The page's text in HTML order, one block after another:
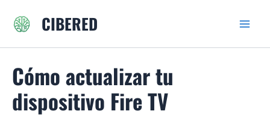
CIBERED
Cómo actualizar tu
dispositivo Fire TV